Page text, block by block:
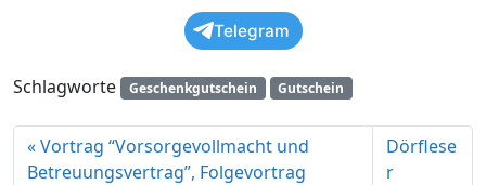
Telegram
Schlagworte Geschenkgutschein Gutschein
Vortrag “Vorsorgevollmacht und
Betreuungsvertrag”, Folgevortrag
Dörflese
r